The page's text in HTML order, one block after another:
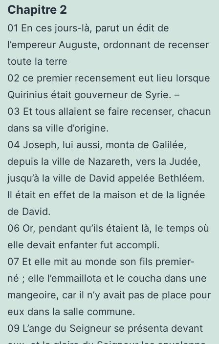
Chapitre 2
01 En ces jours-là, parut un édit de
l’empereur Auguste, ordonnant de recenser
toute la terre
02 ce premier recensement eut lieu lorsque
Quirinius était gouverneur de Syrie. –
03 Et tous allaient se faire recenser, chacun
dans sa ville d’origine.
04 Joseph, lui aussi, monta de Galilée,
depuis la ville de Nazareth, vers la Judée,
jusqu’à la ville de David appelée Bethléem.
Il était en effet de la maison et de la lignée
de David.
06 Or, pendant qu’ils étaient là, le temps où
elle devait enfanter fut accompli.
07 Et elle mit au monde son fils premier-
né ; elle l’emmaillota et le coucha dans une
mangeoire, car il n’y avait pas de place pour
eux dans la salle commune.
09 L’ange du Seigneur se présenta devant